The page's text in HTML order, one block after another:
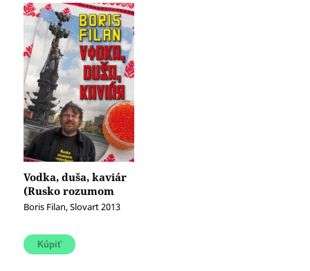
Vodka, duša, kaviár
(Rusko rozumom
nepochopíš) (e-
Boris Filan, Slovart 2013